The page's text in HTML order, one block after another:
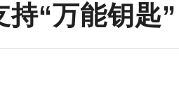
“万能钥匙”